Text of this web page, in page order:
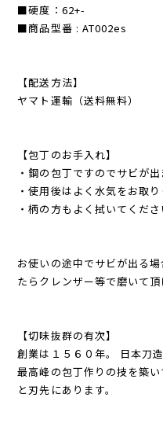
■硬度：62+-
■商品型番 : AT002es
【配送方法】
ヤマト運輸（送料無料）
【包丁のお手入れ】
・鋼の包丁ですのでサビが出
・使用後はよく水気をお取
・柄の方もよく拭いてくださ
お使いの途中でサビが出る
たらクレンザー等で磨いて頂
【切味抜群の有次】
創業は１５６０年。 日本刀
最高峰の包丁作りの技を築
と刃先にあります。